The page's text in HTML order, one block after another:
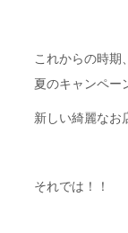
これからの時期
夏のキャンペー
新しい綺麗なお
それでは！！